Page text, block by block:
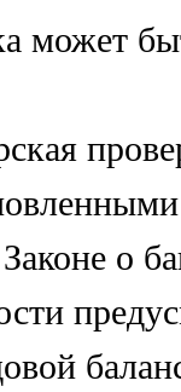
может
о